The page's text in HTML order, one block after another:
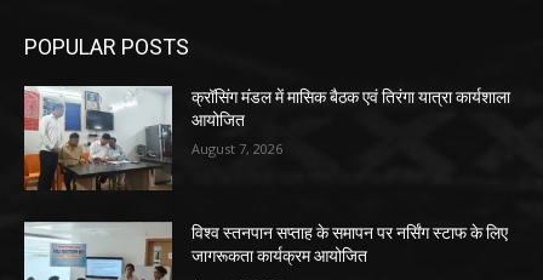
POPULAR POSTS
क्रॉसिंग मंडल में मासिक बैठक एवं तिरंगा यात्रा कार्यशाला
आयोजित
August 7, 2026
विश्व स्तनपान सप्ताह के समापन पर नर्सिंग स्टाफ के लिए
जागरूकता कार्यक्रम आयोजित